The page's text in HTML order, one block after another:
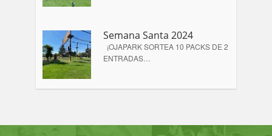
Semana Santa 2024
¡OJAPARK SORTEA 10 PACKS DE 2
ENTRADAS…